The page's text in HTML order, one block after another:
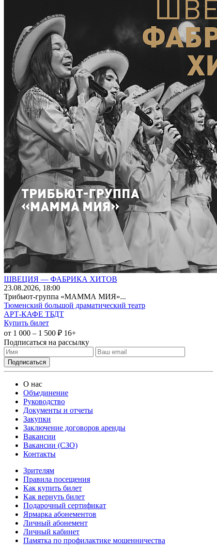
ШВЕЦИЯ — ФАБРИКА ХИТОВ
23.08.2026, 18:00
Трибьют-группа «МАММА МИЯ»...
Тюменский большой драматический театр
АРТ-КАФЕ ТБДТ
Купить билет
от 1 000 – 1 500 ₽ 16+
Подписаться на рассылку
О нас
Объединение
Руководство
Документы и отчеты
Закупки
Заключение договоров аренды
Вакансии
Вакансии (СЗО)
Контакты
Зрителям
Правила посещения
Как купить билет
Как вернуть билет
Подарочный сертификат
Ярмарка абонементов
Личный абонемент
Личный кабинет
Памятка по профилактике мошенничества